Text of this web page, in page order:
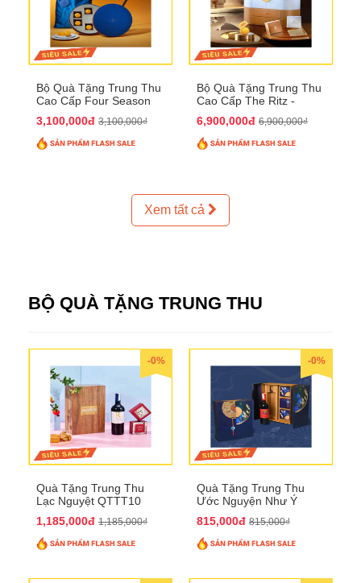
Bộ Quà Tặng Trung Thu
Cao Cấp Four Season
3,100,000đ 3,100,000₫
Bộ Quà Tặng Trung Thu
Cao Cấp The Ritz -
6,900,000đ 6,900,000₫
Xem tất cả
BỘ QUÀ TẶNG TRUNG THU
-0%
Quà Tặng Trung Thu
Lạc Nguyệt QTTT10
1,185,000đ 1,185,000₫
-0%
Quà Tặng Trung Thu
Ước Nguyện Như Ý
815,000đ 815,000₫